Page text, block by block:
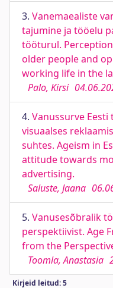
3. Vanemaealiste
tajumine ja tööelu
tööturul.
older people and
working life in the
Palo, Kirsi
4. Vanussurve
visuaalses
suhtes. Ageism in
attitude towards
advertising.
Saluste, Jaana
5. Vanusesõbralik
perspektiivist. Age
from the
Toomla, Anastasia
Kirjeid leitud: 5